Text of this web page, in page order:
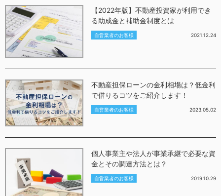
【2022年版】不動産投資家が利用でき
る助成金と補助金制度とは
自営業者のお客様 2021.12.24
不動産担保ローンの金利相場は？低金利
で借りるコツをご紹介します！
自営業者のお客様 2023.05.02
個人事業主や法人が事業承継で必要な資
金とその調達方法とは？
自営業者のお客様 2019.10.29